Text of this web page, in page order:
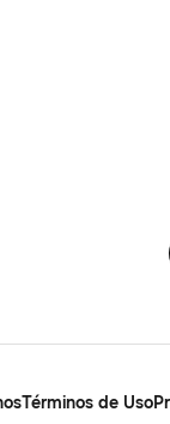
Términos de Uso